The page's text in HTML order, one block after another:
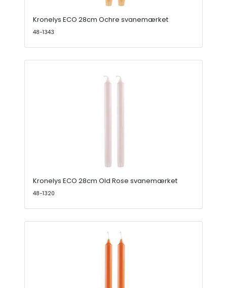
Kronelys ECO 28cm Ochre svanemærket
48-1343
Kronelys ECO 28cm Old Rose svanemærket
48-1320